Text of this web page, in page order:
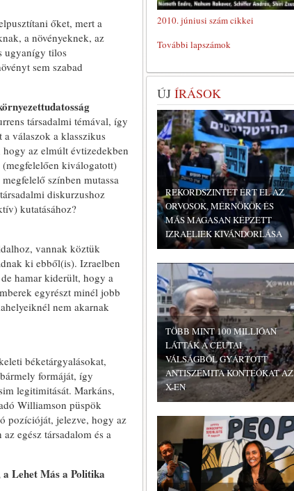
őket, mert a
a növényeknek, az
ugyanígy tilos
sem szabad
társadalmi témával, így
válaszok a klasszikus
hogy az elmúlt évtizedekben
kiválogatott)
színben mutassa
diskurzushoz
kutatásához?
vannak köztük
ki ebből(is). Izraelben
hamar kiderült, hogy a
egyrészt minél jobb
nem akarnak
béketárgyalásokat,
formáját, így
legitimitását. Markáns,
Williamson püspök
pozícióját, jelezve, hogy az
egész társadalom és a
Lehet Más a Politika
2010. júniusi szám cikkei
További lapszámok
ÚJ ÍRÁSOK
REKORDSZINTET ÉRT EL AZ
ORVOSOK, MÉRNÖKÖK ÉS
MÁS MAGASAN KÉPZETT
IZRAELIEK KIVÁNDORLÁSA
TÖBB MINT 100 MILLIÓAN
LÁTTÁK A CEUTAI
VÁLSÁGBÓL GYÁRTOTT
ANTISZEMITA KONTEÓKAT AZ
X-EN